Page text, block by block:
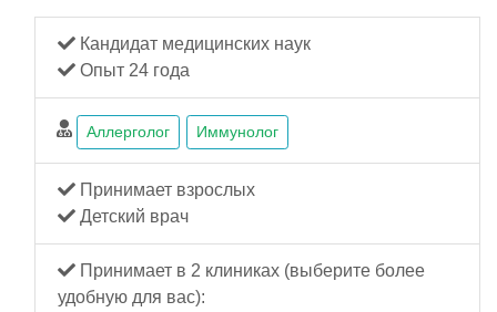
Кандидат медицинских наук
Опыт 24 года
Аллерголог Иммунолог
Принимает взрослых
Детский врач
Принимает в 2 клиниках (выберите более
удобную для вас):